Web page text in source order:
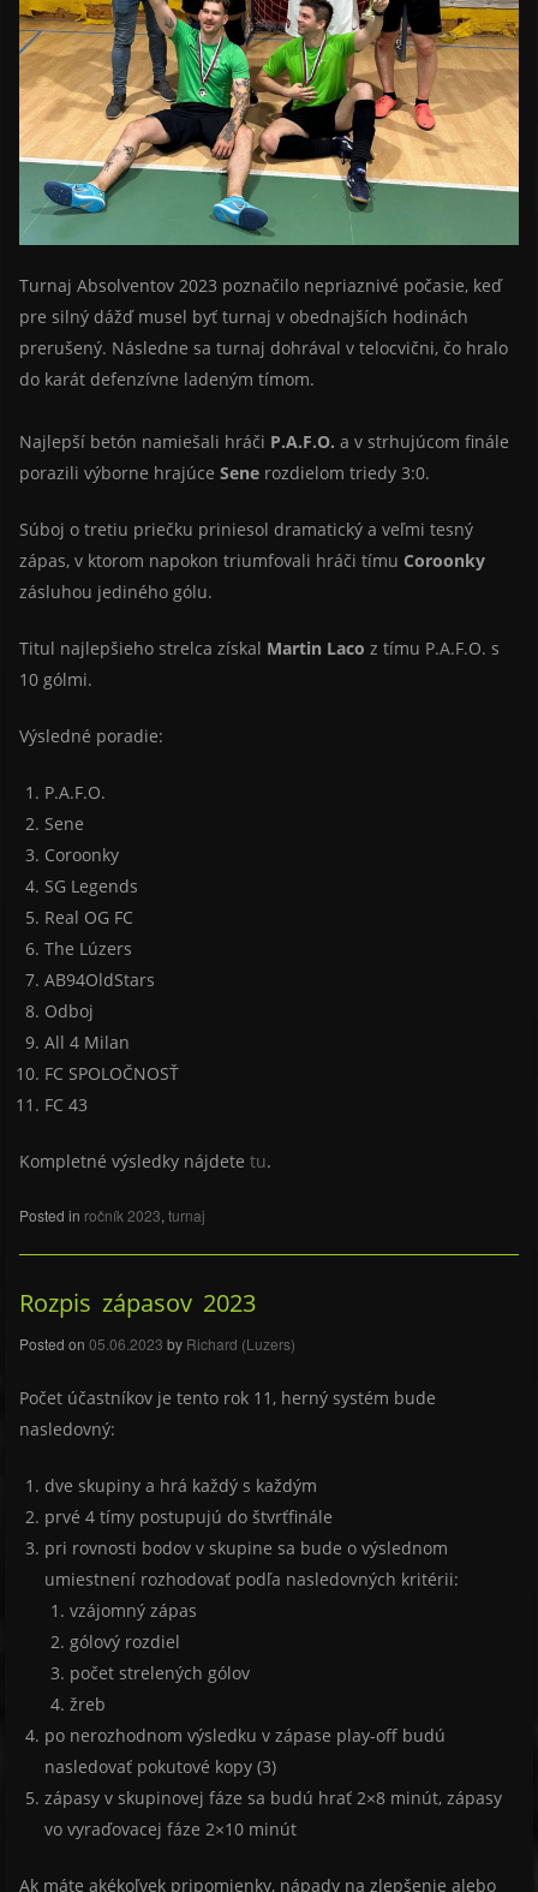
Turnaj Absolventov 2023 poznačilo nepriaznivé počasie, keď
pre silný dážď musel byť turnaj v obednajších hodinách
prerušený. Následne sa turnaj dohrával v telocvični, čo hralo
do karát defenzívne ladeným tímom.
Najlepší betón namiešali hráči P.A.F.O. a v strhujúcom finále
porazili výborne hrajúce Sene rozdielom triedy 3:0.
Súboj o tretiu priečku priniesol dramatický a veľmi tesný
zápas, v ktorom napokon triumfovali hráči tímu Coroonky
zásluhou jediného gólu.
Titul najlepšieho strelca získal Martin Laco z tímu P.A.F.O. s
10 gólmi.
Výsledné poradie:
P.A.F.O.
Sene
Coroonky
SG Legends
Real OG FC
The Lúzers
AB94OldStars
Odboj
All 4 Milan
FC SPOLOČNOSŤ
FC 43
Kompletné výsledky nájdete tu.
Posted in ročník 2023, turnaj
Rozpis zápasov 2023
Posted on 05.06.2023 by Richard (Luzers)
Počet účastníkov je tento rok 11, herný systém bude
nasledovný:
dve skupiny a hrá každý s každým
prvé 4 tímy postupujú do štvrťfinále
pri rovnosti bodov v skupine sa bude o výslednom
umiestnení rozhodovať podľa nasledovných kritérii:
vzájomný zápas
gólový rozdiel
počet strelených gólov
žreb
po nerozhodnom výsledku v zápase play-off budú
nasledovať pokutové kopy (3)
zápasy v skupinovej fáze sa budú hrať 2×8 minút, zápasy
vo vyraďovacej fáze 2×10 minút
Ak máte akékoľvek pripomienky, nápady na zlepšenie alebo